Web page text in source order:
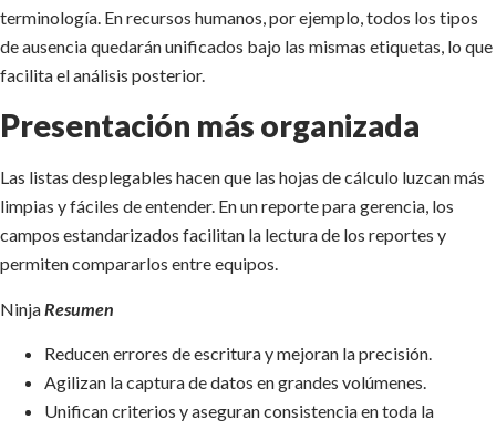
terminología. En recursos humanos, por ejemplo, todos los tipos
de ausencia quedarán unificados bajo las mismas etiquetas, lo que
facilita el análisis posterior.
Presentación más organizada
Las listas desplegables hacen que las hojas de cálculo luzcan más
limpias y fáciles de entender. En un reporte para gerencia, los
campos estandarizados facilitan la lectura de los reportes y
permiten compararlos entre equipos.
Ninja Resumen
Reducen errores de escritura y mejoran la precisión.
Agilizan la captura de datos en grandes volúmenes.
Unifican criterios y aseguran consistencia en toda la